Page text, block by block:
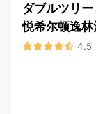
ダブルツリ
悦希尔顿逸
4.5